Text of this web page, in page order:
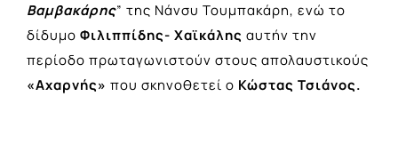
Βαμβακάρης” της Νάνσυ Τουμπακάρη, ενώ το
δίδυμο Φιλιππίδης- Χαϊκάλης αυτήν την
περίοδο πρωταγωνιστούν στους απολαυστικούς
«Αχαρνής» που σκηνοθετεί ο Κώστας Τσιάνος.